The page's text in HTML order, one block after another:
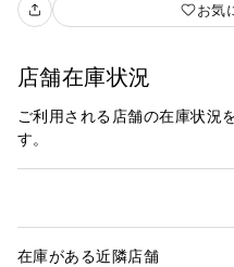
お気
店舗在庫状況
ご利用される店舗の在庫状況
す。
在庫がある近隣店舗